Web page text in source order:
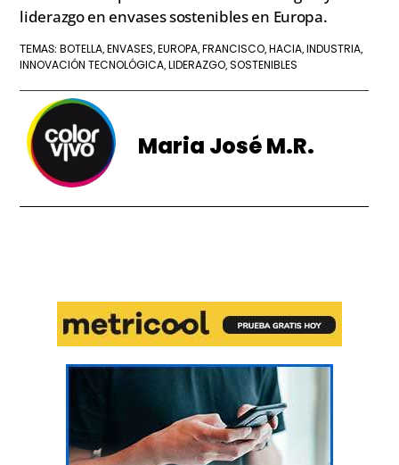
liderazgo en envases sostenibles en Europa.
TEMAS:BOTELLA ,ENVASES ,EUROPA ,FRANCISCO ,HACIA ,INDUSTRIA
INNOVACIÓN TECNOLÓGICA ,LIDERAZGO ,SOSTENIBLES
Maria José M.R.